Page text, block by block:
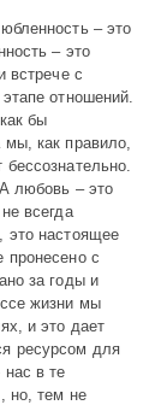
– это
– это
встрече с
отношений.
бы
как правило,
любовь – это
всегда
это настоящее
пронесено с
за годы и
жизни мы
и это дает
ресурсом для
в те
но, тем не